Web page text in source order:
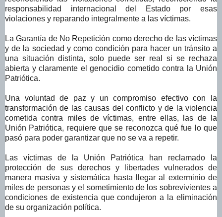
responsabilidad internacional del Estado por esas
violaciones y reparando integralmente a las víctimas.
La Garantía de No Repetición como derecho de las víctimas
y de la sociedad y como condición para hacer un tránsito a
una situación distinta, solo puede ser real si se rechaza
abierta y claramente el genocidio cometido contra la Unión
Patriótica.
Una voluntad de paz y un compromiso efectivo con la
transformación de las causas del conflicto y de la violencia
cometida contra miles de víctimas, entre ellas, las de la
Unión Patriótica, requiere que se reconozca qué fue lo que
pasó para poder garantizar que no se va a repetir.
Las víctimas de la Unión Patriótica han reclamado la
protección de sus derechos y libertades vulnerados de
manera masiva y sistemática hasta llegar al exterminio de
miles de personas y el sometimiento de los sobrevivientes a
condiciones de existencia que condujeron a la eliminación
de su organización política.